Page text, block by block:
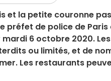
et la petite couronne
préfet de police de
6 octobre 2020.
ou limités, et de
Les restaurants